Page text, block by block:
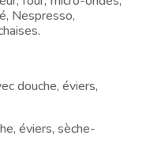
Nespresso,
douche, éviers,
éviers, sèche-